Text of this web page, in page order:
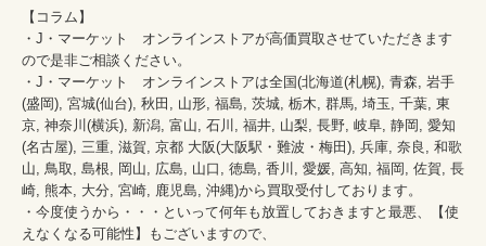
【コラム】
・J・マーケット　オンラインストアが高価買取させていただきます
ので是非ご相談ください。
・J・マーケット　オンラインストアは全国(北海道(札幌), 青森, 岩手
(盛岡), 宮城(仙台), 秋田, 山形, 福島, 茨城, 栃木, 群馬, 埼玉, 千葉, 東
京, 神奈川(横浜), 新潟, 富山, 石川, 福井, 山梨, 長野, 岐阜, 静岡, 愛知
(名古屋), 三重, 滋賀, 京都 大阪(大阪駅・難波・梅田), 兵庫, 奈良, 和歌
山, 鳥取, 島根, 岡山, 広島, 山口, 徳島, 香川, 愛媛, 高知, 福岡, 佐賀, 長
崎, 熊本, 大分, 宮崎, 鹿児島, 沖縄)から買取受付しております。
・今度使うから・・・といって何年も放置しておきますと最悪、【使
えなくなる可能性】もございますので、